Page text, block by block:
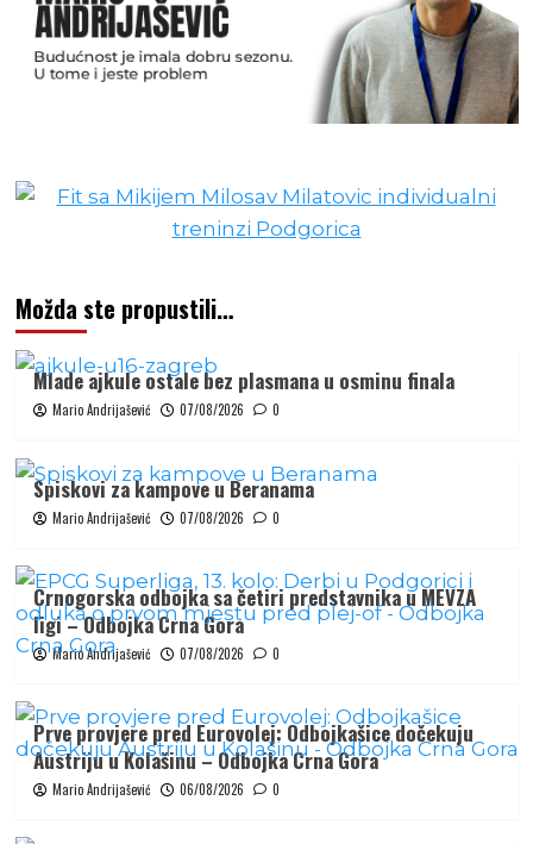
Možda ste propustili…
Mlade ajkule ostale bez plasmana u osminu finala
Mario Andrijašević 07/08/2026 0
Spiskovi za kampove u Beranama
Mario Andrijašević 07/08/2026 0
Crnogorska odbojka sa četiri predstavnika u MEVZA
ligi – Odbojka Crna Gora
Mario Andrijašević 07/08/2026 0
Prve provjere pred Eurovolej: Odbojkašice dočekuju
Austriju u Kolašinu – Odbojka Crna Gora
Mario Andrijašević 06/08/2026 0